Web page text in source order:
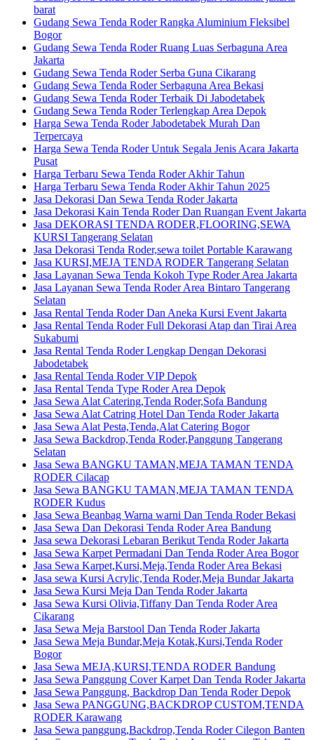
barat
Gudang Sewa Tenda Roder Rangka Aluminium Fleksibel
Bogor
Gudang Sewa Tenda Roder Ruang Luas Serbaguna Area
Jakarta
Gudang Sewa Tenda Roder Serba Guna Cikarang
Gudang Sewa Tenda Roder Serbaguna Area Bekasi
Gudang Sewa Tenda Roder Terbaik Di Jabodetabek
Gudang Sewa Tenda Roder Terlengkap Area Depok
Harga Sewa Tenda Roder Jabodetabek Murah Dan
Terpercaya
Harga Sewa Tenda Roder Untuk Segala Jenis Acara Jakarta
Pusat
Harga Terbaru Sewa Tenda Roder Akhir Tahun
Harga Terbaru Sewa Tenda Roder Akhir Tahun 2025
Jasa Dekorasi Dan Sewa Tenda Roder Jakarta
Jasa Dekorasi Kain Tenda Roder Dan Ruangan Event Jakarta
Jasa DEKORASI TENDA RODER,FLOORING,SEWA
KURSI Tangerang Selatan
Jasa Dekorasi Tenda Roder,sewa toilet Portable Karawang
Jasa KURSI,MEJA TENDA RODER Tangerang Selatan
Jasa Layanan Sewa Tenda Kokoh Type Roder Area Jakarta
Jasa Layanan Sewa Tenda Roder Area Bintaro Tangerang
Selatan
Jasa Rental Tenda Roder Dan Aneka Kursi Event Jakarta
Jasa Rental Tenda Roder Full Dekorasi Atap dan Tirai Area
Sukabumi
Jasa Rental Tenda Roder Lengkap Dengan Dekorasi
Jabodetabek
Jasa Rental Tenda Roder VIP Depok
Jasa Rental Tenda Type Roder Area Depok
Jasa Sewa Alat Catering,Tenda Roder,Sofa Bandung
Jasa Sewa Alat Catring Hotel Dan Tenda Roder Jakarta
Jasa Sewa Alat Pesta,Tenda,Alat Catering Bogor
Jasa Sewa Backdrop,Tenda Roder,Panggung Tangerang
Selatan
Jasa Sewa BANGKU TAMAN,MEJA TAMAN TENDA
RODER Cilacap
Jasa Sewa BANGKU TAMAN,MEJA TAMAN TENDA
RODER Kudus
Jasa Sewa Beanbag Warna warni Dan Tenda Roder Bekasi
Jasa Sewa Dan Dekorasi Tenda Roder Area Bandung
Jasa sewa Dekorasi Lebaran Berikut Tenda Roder Jakarta
Jasa Sewa Karpet Permadani Dan Tenda Roder Area Bogor
Jasa Sewa Karpet,Kursi,Meja,Tenda Roder Area Bekasi
Jasa sewa Kursi Acrylic,Tenda Roder,Meja Bundar Jakarta
Jasa Sewa Kursi Meja Dan Tenda Roder Jakarta
Jasa Sewa Kursi Olivia,Tiffany Dan Tenda Roder Area
Cikarang
Jasa Sewa Meja Barstool Dan Tenda Roder Jakarta
Jasa Sewa Meja Bundar,Meja Kotak,Kursi,Tenda Roder
Bogor
Jasa Sewa MEJA,KURSI,TENDA RODER Bandung
Jasa Sewa Panggung Cover Karpet Dan Tenda Roder Jakarta
Jasa Sewa Panggung, Backdrop Dan Tenda Roder Depok
Jasa Sewa PANGGUNG,BACKDROP CUSTOM,TENDA
RODER Karawang
Jasa Sewa panggung,Backdrop,Tenda Roder Cilegon Banten